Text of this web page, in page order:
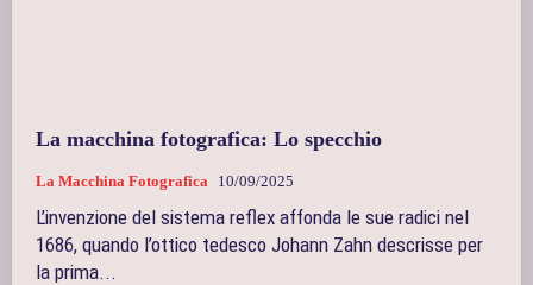
La macchina fotografica: Lo specchio
La Macchina Fotografica 10/09/2025
L’invenzione del sistema reflex affonda le sue radici nel
1686, quando l’ottico tedesco Johann Zahn descrisse per
la prima...